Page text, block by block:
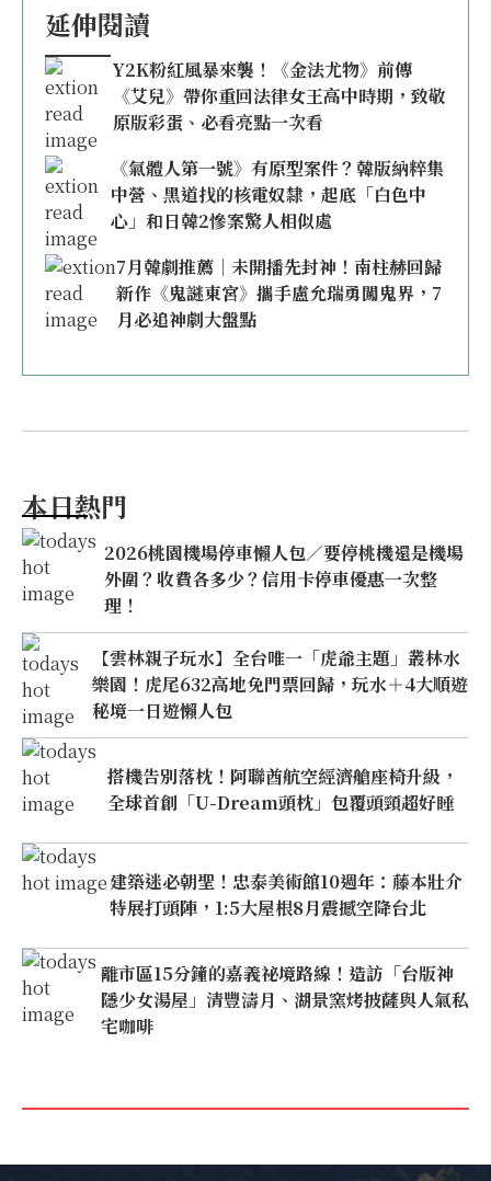
延伸閱讀
Y2K粉紅風暴來襲！《金法尤物》前傳
《艾兒》帶你重回法律女王高中時期，致敬
原版彩蛋、必看亮點一次看
《氣體人第一號》有原型案件？韓版納粹集
中營、黑道找的核電奴隸，起底「白色中
心」和日韓2慘案驚人相似處
7月韓劇推薦｜未開播先封神！南柱赫回歸
新作《鬼謎東宮》攜手盧允瑞勇闖鬼界，7
月必追神劇大盤點
本日熱門
2026桃園機場停車懶人包／要停桃機還是機場
外圍？收費各多少？信用卡停車優惠一次整
理！
【雲林親子玩水】全台唯一「虎爺主題」叢林水
樂園！虎尾632高地免門票回歸，玩水＋4大順遊
秘境一日遊懶人包
搭機告別落枕！阿聯酋航空經濟艙座椅升級，
全球首創「U-Dream頭枕」包覆頭頸超好睡
建築迷必朝聖！忠泰美術館10週年：藤本壯介
特展打頭陣，1:5大屋根8月震撼空降台北
離市區15分鐘的嘉義祕境路線！造訪「台版神
隱少女湯屋」清豐濤月、湖景窯烤披薩與人氣私
宅咖啡